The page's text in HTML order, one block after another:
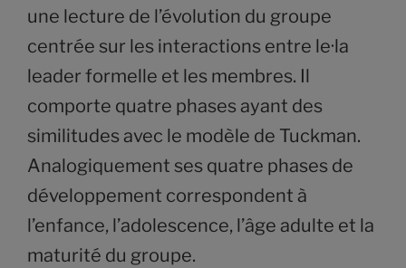
une lecture de l’évolution du groupe
centrée sur les interactions entre le·la
leader formelle et les membres. Il
comporte quatre phases ayant des
similitudes avec le modèle de Tuckman.
Analogiquement ses quatre phases de
développement correspondent à
l’enfance, l’adolescence, l’âge adulte et la
maturité du groupe.